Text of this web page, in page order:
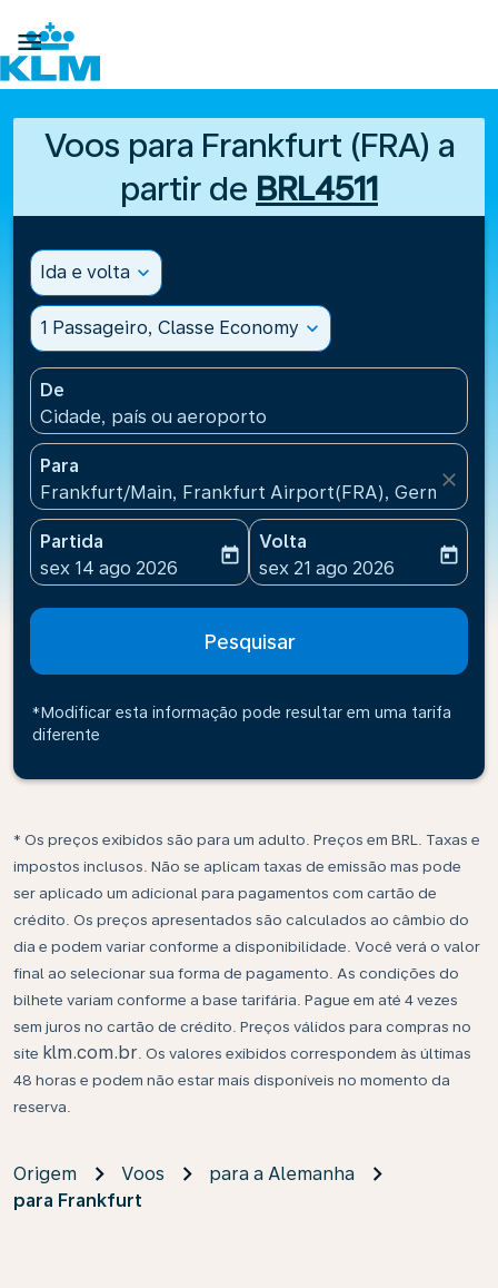

Voos para Frankfurt (FRA) a
partir de BRL4511
Ida e volta expand_more
1 Passageiro, Classe Economy expand_more
De
Cidade, país ou aeroporto
Para
Frankfurt/Main, Frankfurt Airport(FRA), Germany
close
Partida
fc-booking-departure-date-aria-label
sex 14 ago 2026
today
Volta
fc-booking-return-date-
sex 21 ago 2026
today
Pesquisar
*Modificar esta informação pode resultar em uma tarifa
diferente
* Os preços exibidos são para um adulto. Preços em BRL. Taxas e
impostos inclusos. Não se aplicam taxas de emissão mas pode
ser aplicado um adicional para pagamentos com cartão de
crédito. Os preços apresentados são calculados ao câmbio do
dia e podem variar conforme a disponibilidade. Você verá o valor
final ao selecionar sua forma de pagamento. As condições do
bilhete variam conforme a base tarifária. Pague em até 4 vezes
sem juros no cartão de crédito. Preços válidos para compras no
site klm.com.br . Os valores exibidos correspondem às últimas
48 horas e podem não estar mais disponíveis no momento da
reserva.
Origem Voos
para a Alemanha
para Frankfurt